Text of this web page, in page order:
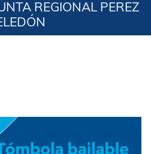
REGIONAL PEREZ